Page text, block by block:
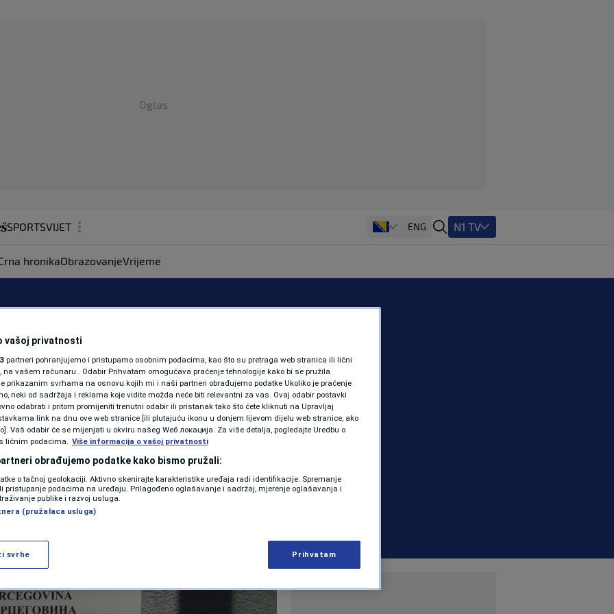
Oglas
SPORTSVIJET
ZDRAVLJE
SHOWBIZ
PODCAST
N1 SPECIJAL
FENOMENI
NEISTRAŽENO
VIRALNO
ENG N1 TV
hronikaObrazovanjeVrijeme
oglasilo
visokih
VIJESTI 1 komentar
Više
vašoj privatnosti
partneri pohranjujemo i pristupamo osobnim podacima, kao što su pretraga web stranica ili lični
na vašem računaru . Odabir Prihvatam omogućava praćenje tehnologije kako bi se pružila
prikazanim svrhama na osnovu kojih mi i naši partneri obrađujemo podatke Ukoliko je praćenje
neki od sadržaja i reklama koje vidite možda neće biti relevantni za vas. Ovaj odabir postavki
odabrati i pritom promijeniti trenutni odabir ili pristanak tako što ćete kliknuti na Upravljaj
link na dnu ove web stranice [ili plutajuću ikonu u donjem lijevom dijelu web stranice, ako
Vaš odabir će se mijenjati u okviru našeg Wеб локација. Za više detalja, pogledajte Uredbu o
ličnim podacima. Više informacija o vašoj privatnosti
obrađujemo podatke kako bismo pružali:
o tačnoj geolokaciji. Aktivno skenirajte karakteristike uređaja radi identifikacije. Spremanje
pristupanje podacima na uređaju. Prilagođeno oglašavanje i sadržaj, mjerenje oglašavanja i
publike i razvoj usluga.
(pružalaca usluga)
svrhe Prihvatam